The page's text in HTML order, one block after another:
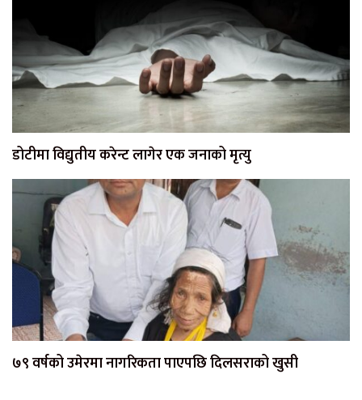
डोटीमा विद्युतीय करेन्ट लागेर एक जनाको मृत्यु
७९ वर्षको उमेरमा नागरिकता पाएपछि दिलसराको खुसी